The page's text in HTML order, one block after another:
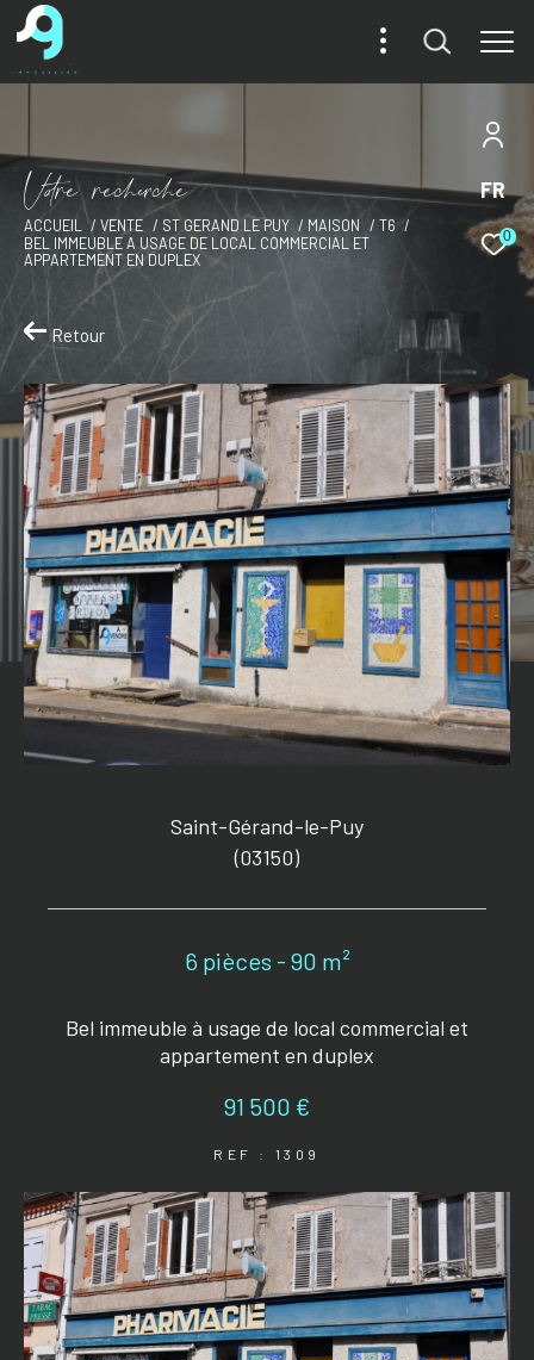
FR
0
Vore recece
ACCUEIL VENTE ST GERAND LE PUY MAISON
T6
BEL IMMEUBLE A USAGE DE LOCAL COMMERCIAL ET
APPARTEMENT EN DUPLEX
Retour
Saint-Gérand-le-Puy
(03150)
6 pièces - 90 m²
Bel immeuble à usage de local commercial et
appartement en duplex
91 500 €
REF : 1309